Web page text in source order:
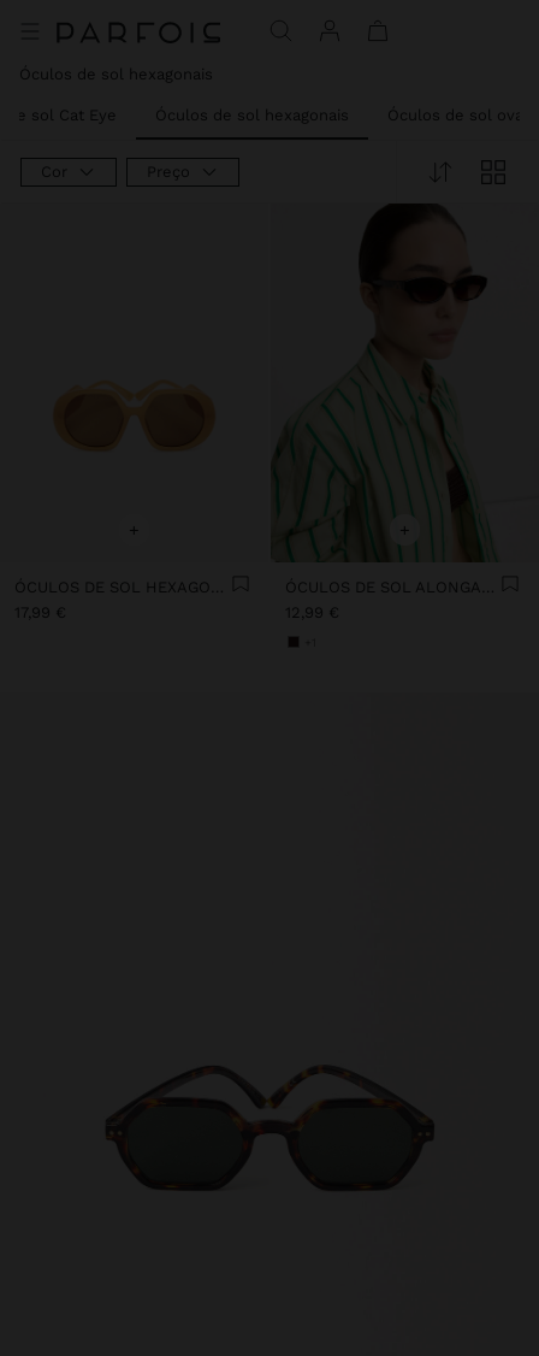
Óculos de sol hexagonais
de sol Cat Eye Óculos de sol hexagonais Óculos de sol ovais
Cor Preço
+
ÓCULOS DE SOL HEXAGONAIS
17,99 €
+
ÓCULOS DE SOL ALONGADOS
12,99 €